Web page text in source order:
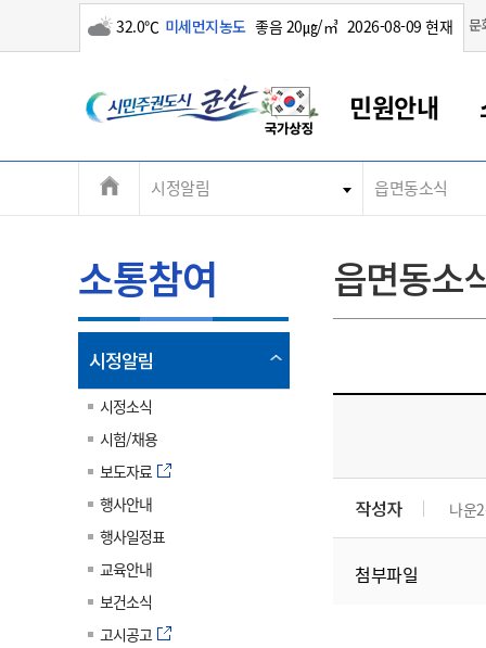
구름많음
32.0℃ 미세먼지농도 좋음 20㎍/㎥ 2026-08-09 현재 문
시
민
주
권
도
시
군
산
체
민원안내
민원안내
대표전화 063-454-4000
부서 및 담당자 연락처
전화번호안내
찾아오시는길
민원창구안내
민원수수료
종합민원창구
민원편의제도
소통참여
대표전화 063-454-4000
부서 및 담당자 연락처
전화번호안내
찾아오시는길
시정알림
시험/채용
보도자료
고시공고
군산시보
웹진 열린군산
생활복지
대표전화 063-454-4000
부서 및 담당자 연락처
전화번호안내
찾아오시는길
복지/보건
통합돌봄
주민복지
사회서비스(바우처)
장사정보
경제산업
대표전화 063-454-4000
부서 및 담당자 연락처
전화번호안내
찾아오시는길
군산사랑상품권
상품권 공지사항
상품권 Q&A
정보공개
대표전화 063-454-4000
부서 및 담당자 연락처
전화번호안내
찾아오시는길
정보공개제도
비공개대상정보
불복구제절차
계약정보공개
입찰/계약정보
용역과제
군산새만금
대표전화 063-454-4000
부서 및 담당자 연락처
전화번호안내
찾아오시는길
군산에서 시작되는 새만금
군산소개
대표전화 063-454-4000
부서 및 담당자 연락처
전화번호안내
찾아오시는길
군산시 비전
전북소개
대표전화 063-454-4000
부서 및 담당자 연락처
전화번호안내
찾아오시는길
전북특별자치도 소개
전북특별자치도 용어 Q&A
시정알림 읍면동소식
소통참여
시정알림
림
시정소식
시험/채용
보도자료
행사안내
행사일정표
교육안내
보건소식
고시공고
읍면동소
작성자 나운
첨부파일